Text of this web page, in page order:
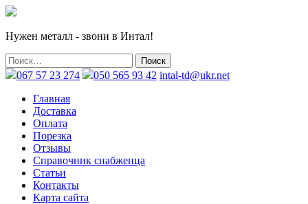
Нужен металл - звони в Интал!
067 57 23 274 050 565 93 42 intal-td@ukr.net
Главная
Доставка
Оплата
Порезка
Отзывы
Справочник снабженца
Статьи
Контакты
Карта сайта